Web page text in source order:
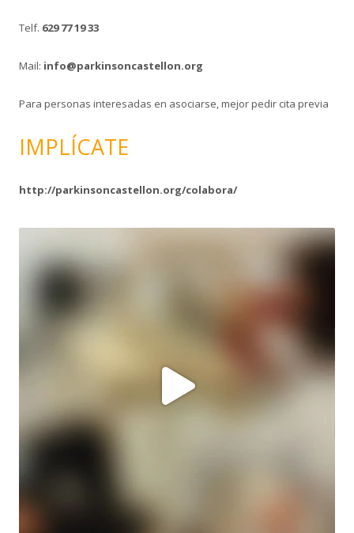
Telf. 629 77 19 33
Mail: info@parkinsoncastellon.org
Para personas interesadas en asociarse, mejor pedir cita previa
IMPLÍCATE
http://parkinsoncastellon.org/colabora/